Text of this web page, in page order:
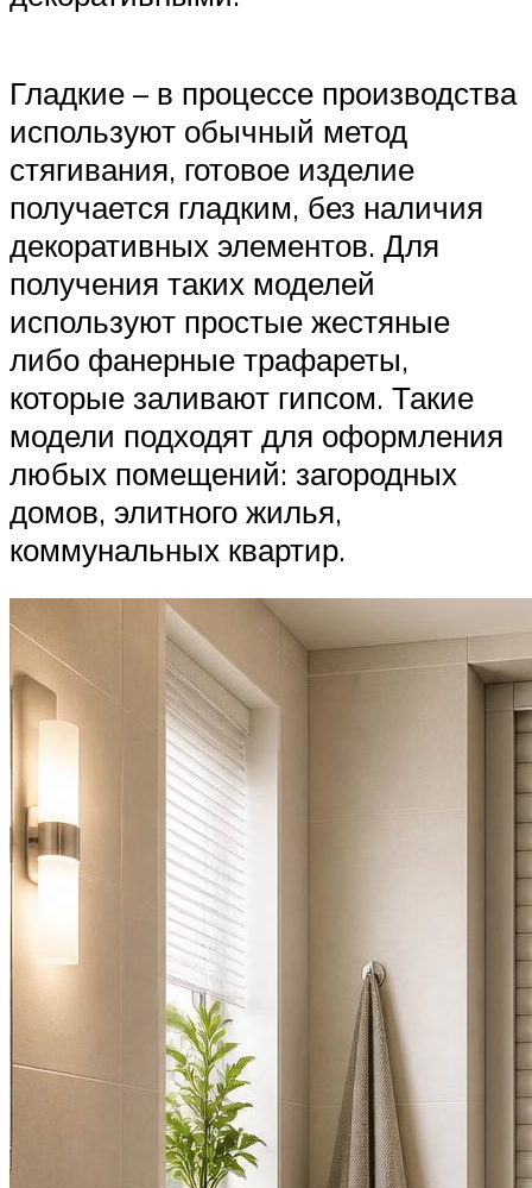
Гладкие – в процессе производства
используют обычный метод
стягивания, готовое изделие
получается гладким, без наличия
декоративных элементов. Для
получения таких моделей
используют простые жестяные
либо фанерные трафареты,
которые заливают гипсом. Такие
модели подходят для оформления
любых помещений: загородных
домов, элитного жилья,
коммунальных квартир.